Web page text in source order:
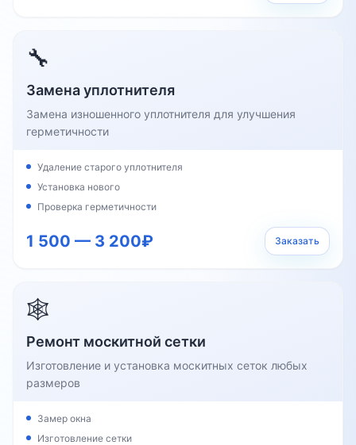
🔧
Замена уплотнителя
Замена изношенного уплотнителя для улучшения
герметичности
Удаление старого уплотнителя
Установка нового
Проверка герметичности
1 500 — 3 200₽ Заказать
🕸️
Ремонт москитной сетки
Изготовление и установка москитных сеток любых
размеров
Замер окна
Изготовление сетки